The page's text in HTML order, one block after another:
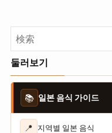
둘러보기
📚 일본 음식 가이드
📍 지역별 일본 음식